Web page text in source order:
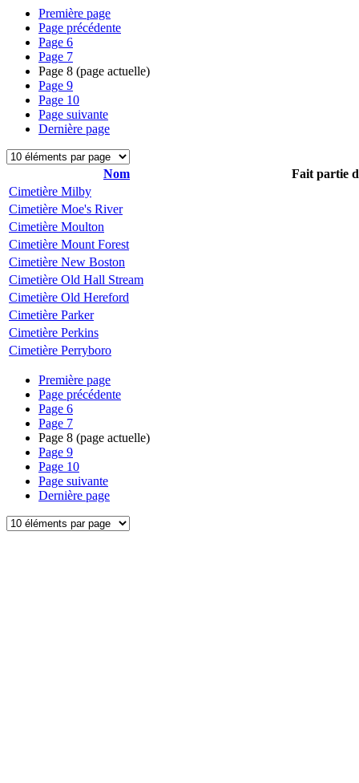
Première page
Page précédente
Page 6
Page 7
Page 8 (page actuelle)
Page 9
Page 10
Page suivante
Dernière page
Nom
Fait partie
Cimetière Milby
Cimetière Moe's River
Cimetière Moulton
Cimetière Mount Forest
Cimetière New Boston
Cimetière Old Hall Stream
Cimetière Old Hereford
Cimetière Parker
Cimetière Perkins
Cimetière Perryboro
Première page
Page précédente
Page 6
Page 7
Page 8 (page actuelle)
Page 9
Page 10
Page suivante
Dernière page